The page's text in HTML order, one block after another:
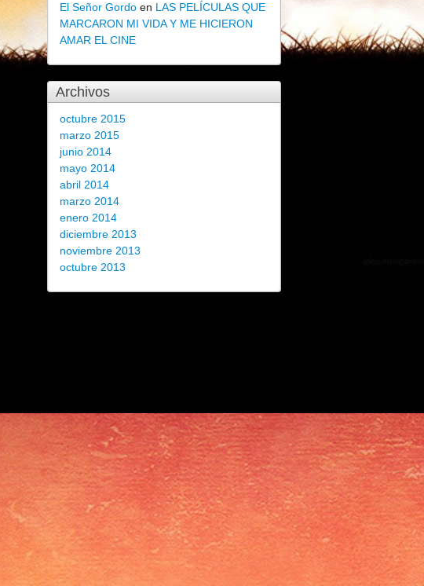
El Señor Gordo en LAS PELÍCULAS QUE
MARCARON MI VIDA Y ME HICIERON
AMAR EL CINE
Archivos
octubre 2015
marzo 2015
junio 2014
mayo 2014
abril 2014
marzo 2014
enero 2014
diciembre 2013
noviembre 2013
octubre 2013